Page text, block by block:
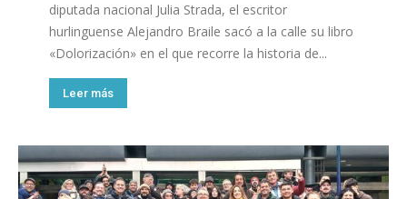
diputada nacional Julia Strada, el escritor
hurlinguense Alejandro Braile sacó a la calle su libro
«Dolorización» en el que recorre la historia de...
Leer más